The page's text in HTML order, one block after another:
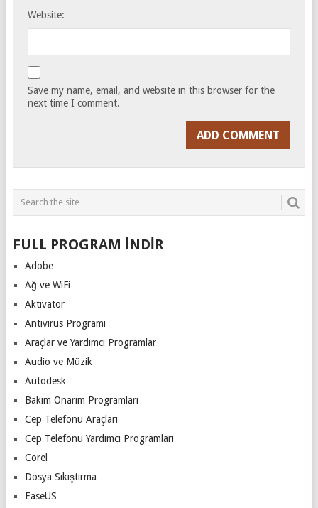
Website:
Save my name, email, and website in this browser for the
next time I comment.
FULL PROGRAM İNDİR
Adobe
Ağ ve WiFi
Aktivatör
Antivirüs Programı
Araçlar ve Yardımcı Programlar
Audio ve Müzik
Autodesk
Bakım Onarım Programları
Cep Telefonu Araçları
Cep Telefonu Yardımcı Programları
Corel
Dosya Sıkıştırma
EaseUS